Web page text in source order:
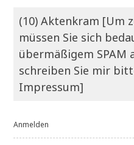
(10) Aktenkram [Um
müssen Sie sich
übermäßigem SPAM
schreiben Sie mir
Impressum]
Anmelden